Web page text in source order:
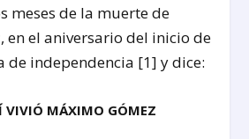
meses de la muerte de
en el aniversario del inicio de
independencia [1] y dice:
VIVIÓ MÁXIMO GÓMEZ